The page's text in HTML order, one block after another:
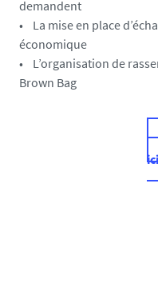
demandent
• La mise en place
économique
• L’organisation de
Brown Bag
ici